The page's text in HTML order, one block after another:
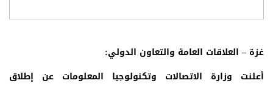
غزة – العلاقات العامة والتعاون الدولي:
أعلنت وزارة الاتصالات وتكنولوجيا المعلومات عن إطلاق